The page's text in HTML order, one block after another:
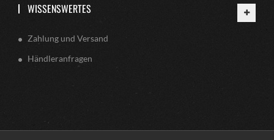
WISSENSWERTES
Zahlung und Versand
Händleranfragen